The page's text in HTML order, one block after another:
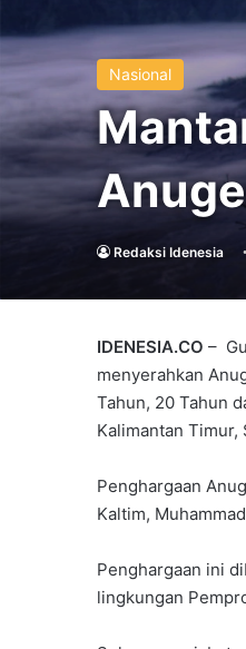
Nasional
Redaksi Idenesia
IDENESIA.CO –
menyerahkan
Tahun, 20 Tahun
Kalimantan Timur,
Penghargaan
Kaltim,
Penghargaan ini
lingkungan